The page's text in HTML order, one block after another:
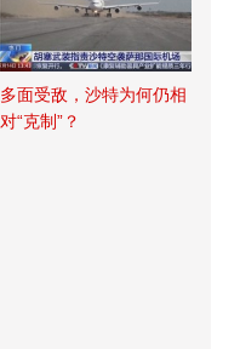
多面受敌，沙特为何仍相
对“克制”？